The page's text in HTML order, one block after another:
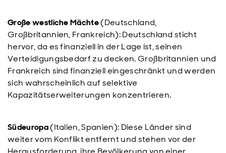
Große westliche Mächte(Deutschland,
Großbritannien, Frankreich): Deutschland sticht
hervor, da es finanziell in der Lage ist, seinen
Verteidigungsbedarf zu decken. Großbritannien und
Frankreich sind finanziell eingeschränkt und werden
sich wahrscheinlich auf selektive
Kapazitätserweiterungen konzentrieren.
Südeuropa(Italien, Spanien): Diese Länder sind
weiter vom Konflikt entfernt und stehen vor der